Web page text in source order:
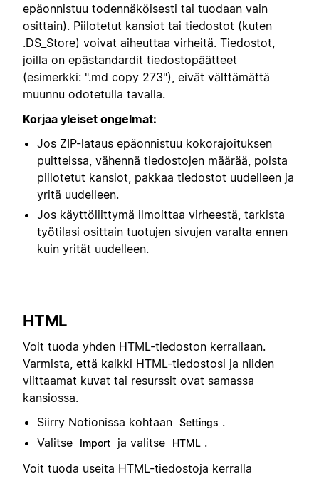
epäonnistuu todennäköisesti tai tuodaan vain
osittain). Piilotetut kansiot tai tiedostot (kuten
.DS_Store) voivat aiheuttaa virheitä. Tiedostot,
joilla on epästandardit tiedostopäätteet
(esimerkki: ".md copy 273"), eivät välttämättä
muunnu odotetulla tavalla.
Korjaa yleiset ongelmat:
Jos ZIP-lataus epäonnistuu kokorajoituksen
puitteissa, vähennä tiedostojen määrää, poista
piilotetut kansiot, pakkaa tiedostot uudelleen ja
yritä uudelleen.
Jos käyttöliittymä ilmoittaa virheestä, tarkista
työtilasi osittain tuotujen sivujen varalta ennen
kuin yrität uudelleen.
HTML
Voit tuoda yhden HTML-tiedoston kerrallaan.
Varmista, että kaikki HTML-tiedostosi ja niiden
viittaamat kuvat tai resurssit ovat samassa
kansiossa.
Siirry Notionissa kohtaan Settings .
Valitse
Import ja valitse HTML .
Voit tuoda useita HTML-tiedostoja kerralla